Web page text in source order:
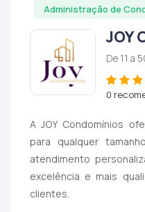
Administração de
JOY
De 11 a
0
A JOY Condomínios
para qualquer
atendimento
excelência e mais
clientes.